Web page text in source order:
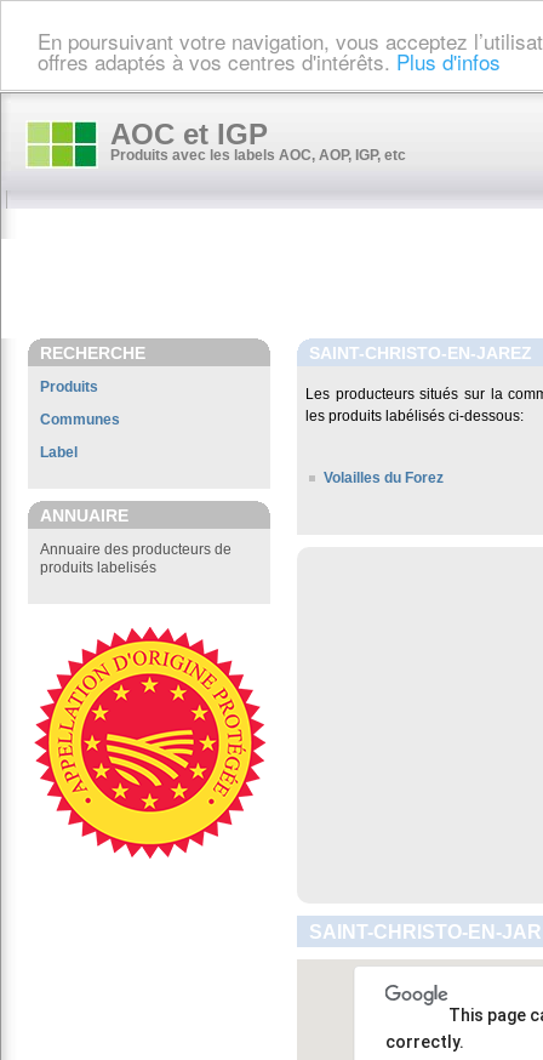
En poursuivant votre navigation, vous acceptez
offres adaptés à vos centres d'intérêts. Plus d'infos
AOC et IGP
Produits avec les labels AOC, AOP, IGP, etc
RECHERCHE
Produits
Communes
Label
ANNUAIRE
Annuaire des producteurs de
produits labelisés
SAINT-CHRISTO-EN-JAREZ
Les producteurs situés sur la
les produits labélisés ci-dessous:
Volailles du Forez
SAINT-CHRISTO-EN-
This page
correctly.